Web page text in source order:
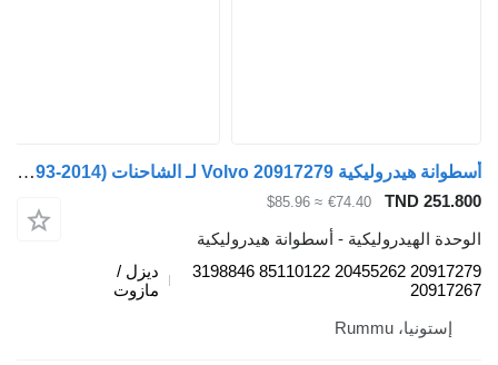
أسطوانة هيدروليكية Volvo 20917279 لـ الشاحنات Volvo FH12, FH16, NH12, FH, VNL780 (1993-2014)
TND 251.800
€74.40
≈ $85.96
الوحدة الهيدروليكية - أسطوانة هيدروليكية
20917279 20455262 85110122 3198846
20917267
ديزل /
مازوت
إستونيا، Rummu